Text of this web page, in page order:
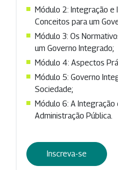
Módulo 2: Integração e
Conceitos para um
Módulo 3: Os
um Governo Integrado;
Módulo 4: Aspectos
Módulo 5: Governo
Sociedade;
Módulo 6: A
Administração Pública.
Inscreva-se